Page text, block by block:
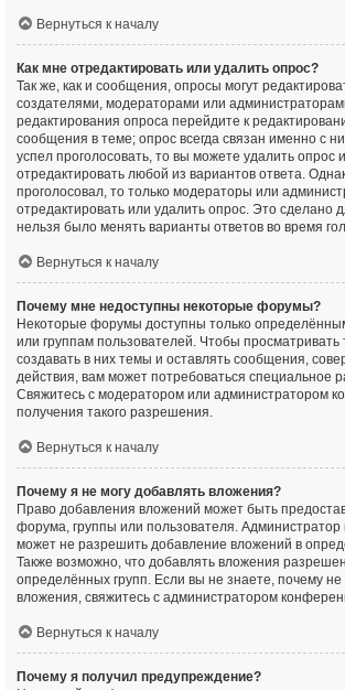
Вернуться к началу
Как мне отредактировать или удалить опрос?
Так же, как и сообщения, опросы могут
создателями, модераторами или
редактирования опроса перейдите к
сообщения в теме; опрос всегда связан именно с
успел проголосовать, то вы можете удалить опрос
отредактировать любой из вариантов ответа.
проголосовал, то только модераторы или
отредактировать или удалить опрос. Это сделано
нельзя было менять варианты ответов во время
Вернуться к началу
Почему мне недоступны некоторые форумы?
Некоторые форумы доступны только
или группам пользователей. Чтобы
создавать в них темы и оставлять сообщения,
действия, вам может потребоваться специальное
Свяжитесь с модератором или администратором
получения такого разрешения.
Вернуться к началу
Почему я не могу добавлять вложения?
Право добавления вложений может быть
форума, группы или пользователя.
может не разрешить добавление вложений в
Также возможно, что добавлять вложения
определённых групп. Если вы не знаете, почему
вложения, свяжитесь с администратором
Вернуться к началу
Почему я получил предупреждение?